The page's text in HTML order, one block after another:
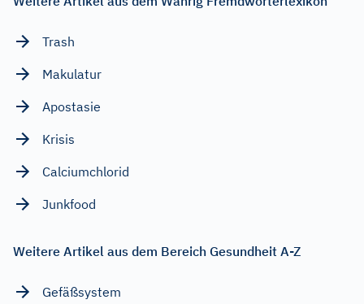
Trash
Makulatur
Apostasie
Krisis
Calciumchlorid
Junkfood
Weitere Artikel aus dem Bereich Gesundheit A-Z
Gefäßsystem